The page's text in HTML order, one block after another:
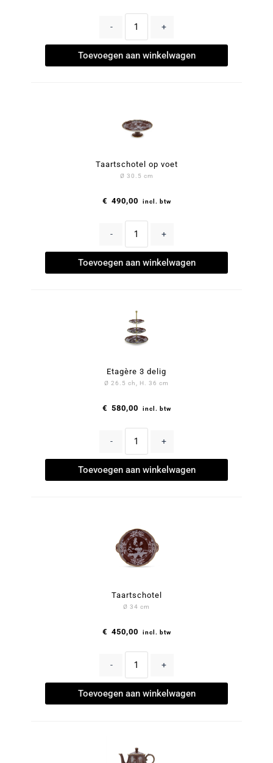
- +
Toevoegen aan winkelwagen
Taartschotel op voet
Ø 30.5 cm
€ 490,00 incl. btw
- +
Toevoegen aan winkelwagen
Etagère 3 delig
Ø 26.5 ch, H. 36 cm
€ 580,00 incl. btw
- +
Toevoegen aan winkelwagen
Taartschotel
Ø 34 cm
€ 450,00 incl. btw
- +
Toevoegen aan winkelwagen